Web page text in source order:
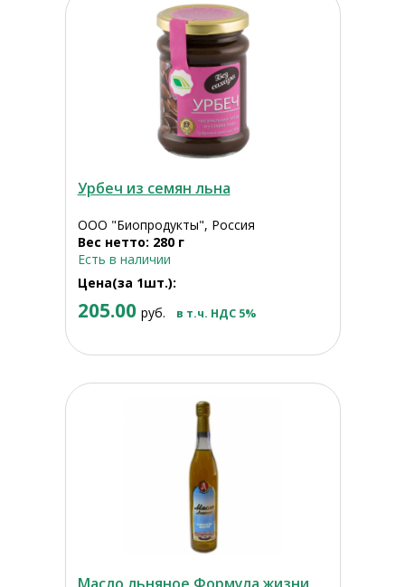
Урбеч из семян льна
ООО "Биопродукты", Россия
Вес нетто: 280 г
Есть в наличии
Цена(за 1шт.):
205.00 руб. в т.ч. НДС 5%